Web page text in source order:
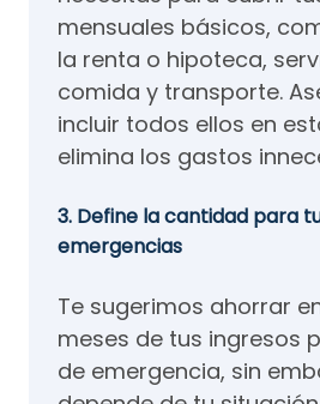
mensuales básicos,
la renta o hipoteca,
comida y transporte.
incluir todos ellos en
elimina los gastos
3. Define la cantidad para
emergencias
Te sugerimos ahorrar
meses de tus ingresos
de emergencia, sin